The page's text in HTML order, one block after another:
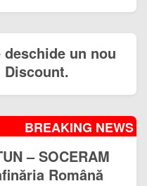
deschide un nou
Discount.
BREAKING NEWS
– SOCERAM
Română